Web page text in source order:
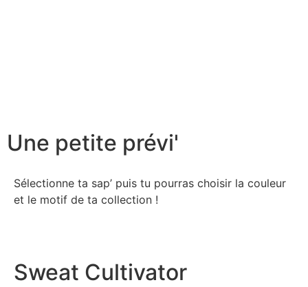
Une petite prévi'
Sélectionne ta sap’ puis tu pourras choisir la couleur
et le motif de ta collection !
Sweat Cultivator